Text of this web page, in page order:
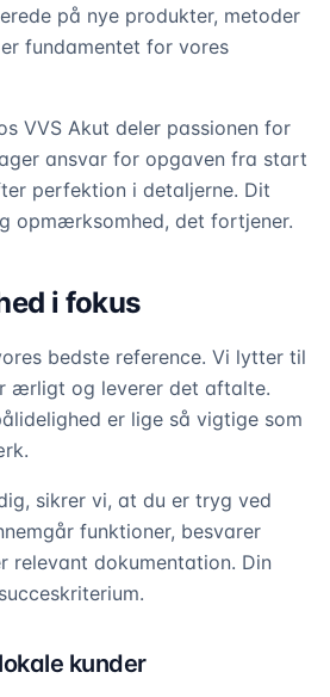
på nye produkter, metoder
fundamentet for vores
VVS Akut deler passionen for
ansvar for opgaven fra start
perfektion i detaljerne. Dit
opmærksomhed, det fortjener.
i fokus
bedste reference. Vi lytter til
ærligt og leverer det aftalte.
er lige så vigtige som
sikrer vi, at du er tryg ved
funktioner, besvarer
relevant dokumentation. Din
kunder